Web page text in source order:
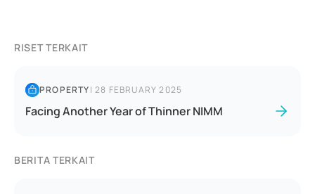
RISET TERKAIT
PROPERTY|28 FEBRUARY 2025
Facing Another Year of Thinner NIMM
BERITA TERKAIT